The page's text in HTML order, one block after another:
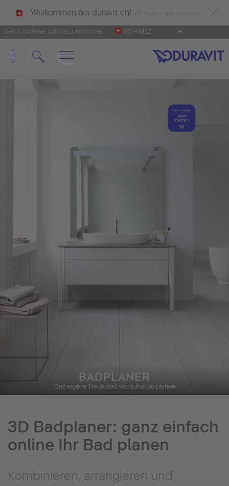
Willkommen bei duravit.ch!
deutsch als Ihre Sprache erkannt.
Français Italiano
JOBS & KARRIERE AUSSTELLUNGSSUCHE SCHWEIZ
BADPLANER
Das eigene Traumbad von zuhause planen
3D Badplaner: ganz einfach
online Ihr Bad planen
Kombinieren, arrangieren und